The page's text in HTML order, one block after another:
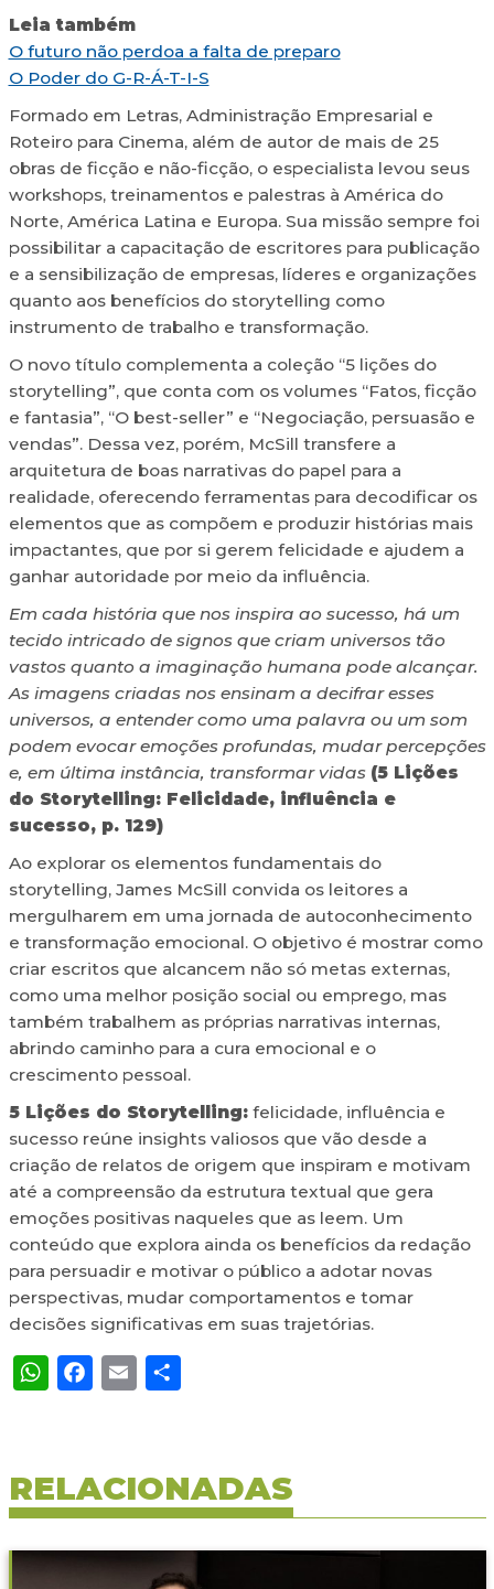
Leia também
O futuro não perdoa a falta de preparo
O Poder do G-R-Á-T-I-S
Formado em Letras, Administração Empresarial e
Roteiro para Cinema, além de autor de mais de 25
obras de ficção e não-ficção, o especialista levou seus
workshops, treinamentos e palestras à América do
Norte, América Latina e Europa. Sua missão sempre foi
possibilitar a capacitação de escritores para publicação
e a sensibilização de empresas, líderes e organizações
quanto aos benefícios do storytelling como
instrumento de trabalho e transformação.
O novo título complementa a coleção “5 lições do
storytelling”, que conta com os volumes “Fatos, ficção
e fantasia”, “O best-seller” e “Negociação, persuasão e
vendas”. Dessa vez, porém, McSill transfere a
arquitetura de boas narrativas do papel para a
realidade, oferecendo ferramentas para decodificar os
elementos que as compõem e produzir histórias mais
impactantes, que por si gerem felicidade e ajudem a
ganhar autoridade por meio da influência.
Em cada história que nos inspira ao sucesso, há um
tecido intricado de signos que criam universos tão
vastos quanto a imaginação humana pode alcançar.
As imagens criadas nos ensinam a decifrar esses
universos, a entender como uma palavra ou um som
podem evocar emoções profundas, mudar percepções
e, em última instância, transformar vidas (5 Lições
do Storytelling: Felicidade, influência e
sucesso, p. 129)
Ao explorar os elementos fundamentais do
storytelling, James McSill convida os leitores a
mergulharem em uma jornada de autoconhecimento
e transformação emocional. O objetivo é mostrar como
criar escritos que alcancem não só metas externas,
como uma melhor posição social ou emprego, mas
também trabalhem as próprias narrativas internas,
abrindo caminho para a cura emocional e o
crescimento pessoal.
5 Lições do Storytelling:felicidade, influência e
sucesso reúne insights valiosos que vão desde a
criação de relatos de origem que inspiram e motivam
até a compreensão da estrutura textual que gera
emoções positivas naqueles que as leem. Um
conteúdo que explora ainda os benefícios da redação
para persuadir e motivar o público a adotar novas
perspectivas, mudar comportamentos e tomar
decisões significativas em suas trajetórias.
WhatsApp
Facebook
EmailShare
RELACIONADAS